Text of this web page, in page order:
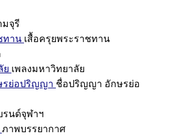
มจุรี
ทาน เสื้อครุยพระราชทาน
ย เพลงมหาวิทยาลัย
ย่อปริญญา ชื่อปริญญา อักษรย่อ
รนด์จุฬาฯ
ภาพบรรยากาศ